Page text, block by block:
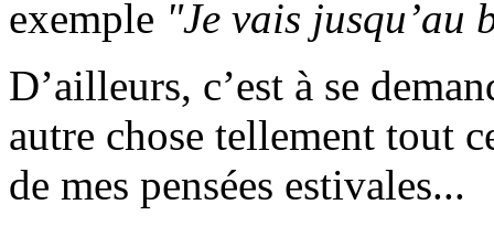
exemple "Je vais jusqu’au
D’ailleurs, c’est à se
autre chose tellement tout
de mes pensées estivales...